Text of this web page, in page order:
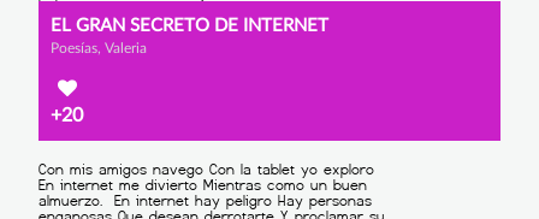
EL GRAN SECRETO DE INTERNET
Poesías, Valeria
+20